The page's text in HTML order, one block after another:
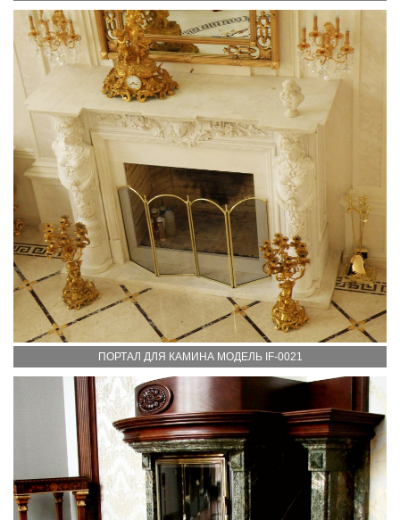
ПОРТАЛ ДЛЯ КАМИНА МОДЕЛЬ IF-0021